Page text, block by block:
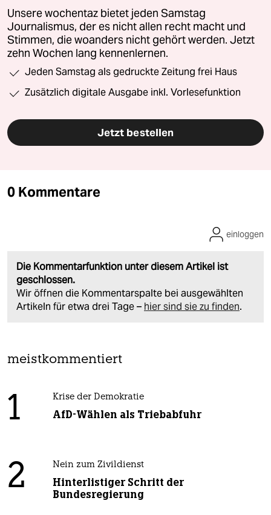
Unsere wochentaz bietet jeden Samstag
Journalismus, der es nicht allen recht macht und
Stimmen, die woanders nicht gehört werden. Jetzt
zehn Wochen lang kennenlernen.
Jeden Samstag als gedruckte Zeitung frei Haus
Zusätzlich digitale Ausgabe inkl. Vorlesefunktion
Jetzt bestellen
0 Kommentare
Die Kommentarfunktion unter diesem Artikel ist
geschlossen.
Wir öffnen die Kommentarspalte bei ausgewählten
Artikeln für etwa drei Tage – hier sind sie zu finden.
einloggen
meistkommentiert
1 Krise der Demokratie
AfD-Wählen als Triebabfuhr
2 Nein zum Zivildienst
Hinterlistiger Schritt der
Bundesregierung